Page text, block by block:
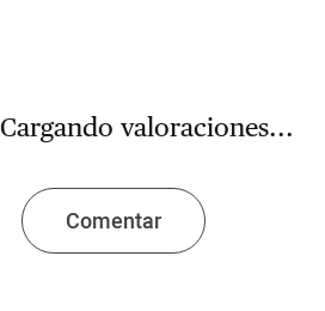
Cargando valoraciones...
Comentar